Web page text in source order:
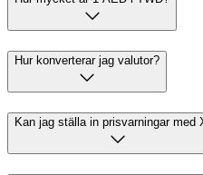
Hur konverterar jag valutor?
Kan jag ställa in prisvarningar med